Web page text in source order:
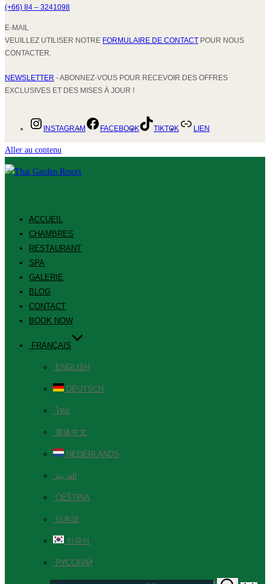
(+66) 84 – 3241098
E-MAIL
VEUILLEZ UTILISER NOTRE FORMULAIRE DE CONTACT POUR NOUS
CONTACTER.
NEWSLETTER - ABONNEZ-VOUS POUR RECEVOIR DES OFFRES
EXCLUSIVES ET DES MISES À JOUR !
INSTAGRAM FACEBOOK TIKTOK LIEN
Aller au contenu
ACCUEIL
CHAMBRES
RESTAURANT
SPA
GALERIE
BLOG
CONTACT
BOOK NOW
FRANÇAIS
ENGLISH
DEUTSCH
ไทย
简体中文
NEDERLANDS
العربية
ČEŠTINA
日本語
한국어
РУССКИЙ